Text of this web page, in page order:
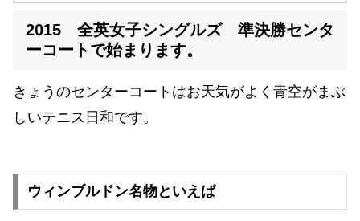
2015 全英女子シングルズ 準決勝センタ
ーコートで始まります。
きょうのセンターコートはお天気がよく青空がまぶ
しいテニス日和です。
ウィンブルドン名物といえば